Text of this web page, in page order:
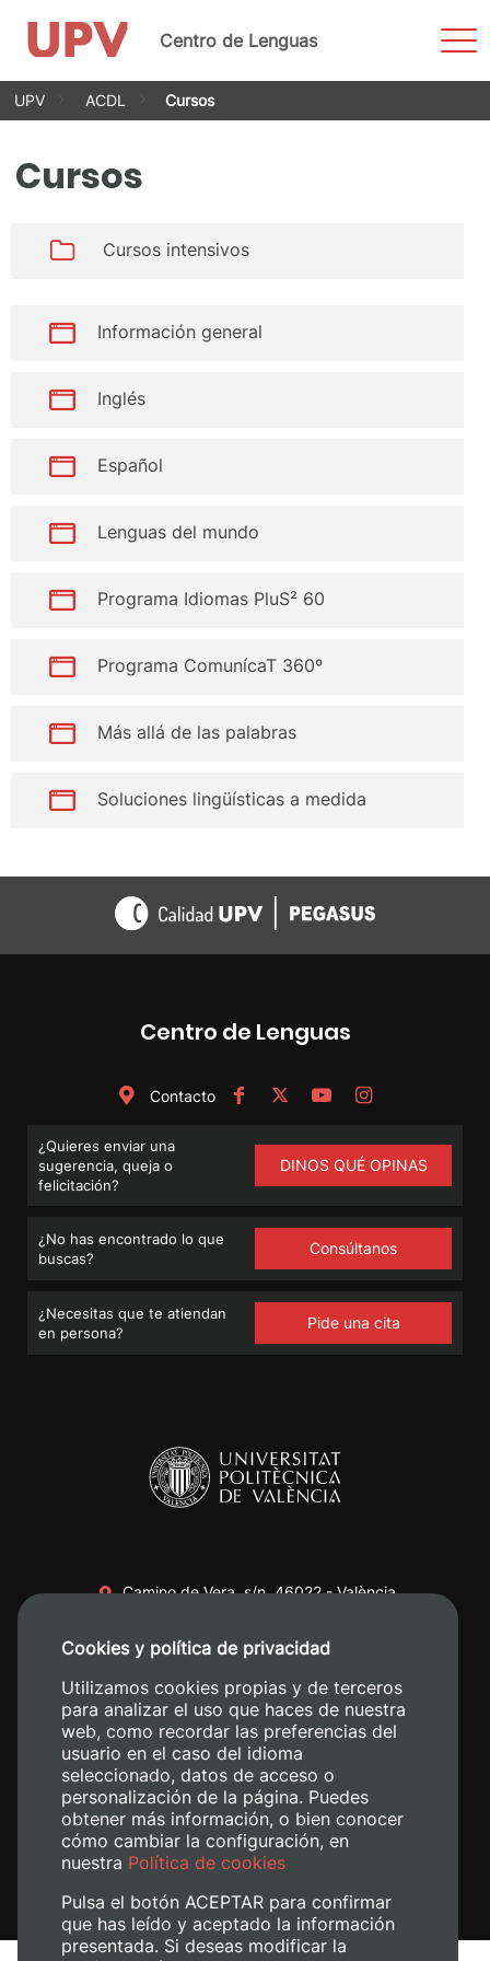
Saltar
Centro de Lenguas
UPV ACDL Cursos
Cursos
Cursos intensivos
Información general
Inglés
Español
Lenguas del mundo
Programa Idiomas PluS² 60
Programa ComunícaT 360º
Más allá de las palabras
Soluciones lingüísticas a medida
Centro de Lenguas
Contacto
¿Quieres enviar una
sugerencia, queja o
felicitación?
DINOS QUÉ OPINAS
¿No has encontrado lo que
buscas?
Consúltanos
¿Necesitas que te atiendan
en persona?
Pide una cita
Camino de Vera, s/n. 46022 - València
+34 620 04 00 50
Cookies y política de privacidad
Utilizamos cookies propias y de terceros
para analizar el uso que haces de nuestra
web, como recordar las preferencias del
usuario en el caso del idioma
seleccionado, datos de acceso o
personalización de la página. Puedes
obtener más información, o bien conocer
cómo cambiar la configuración, en
nuestra Política de cookies
Pulsa el botón ACEPTAR para confirmar
que has leído y aceptado la información
presentada. Si deseas modificar la